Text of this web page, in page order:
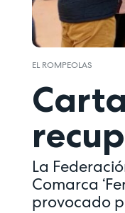
EL ROMPEOLAS
La
Comarca
provocado